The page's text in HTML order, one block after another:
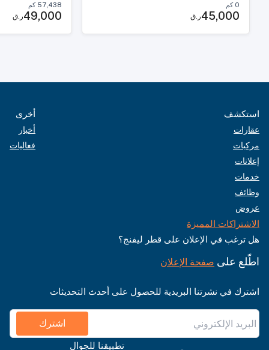
0 كم
45,000ر.ق
57,438 كم
49,000ر.ق
استكشف
عقارات
مركبات
إعلانات
خدمات
وظائف
عروض
الاشتراكات المميزة
أخرى
أخبار
فعاليات
هل ترغب في الإعلان على قطر ليفنج؟
اطّلع على صفحة الإعلان
اشترك في نشرتنا البريدية للحصول على أحدث التحديثات
اشترك
تطبيقنا للجوال